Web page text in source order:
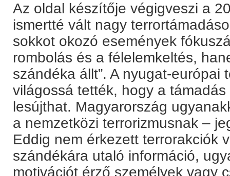
Az oldal készítője végigveszi a
ismertté vált nagy
sokkot okozó események
rombolás és a félelemkeltés,
szándéka állt”. A nyugat-európai
világossá tették, hogy a
lesújthat. Magyarország
a nemzetközi terrorizmusnak –
Eddig nem érkezett terrorakciók
szándékára utaló információ,
motivációt érző személyek vagy